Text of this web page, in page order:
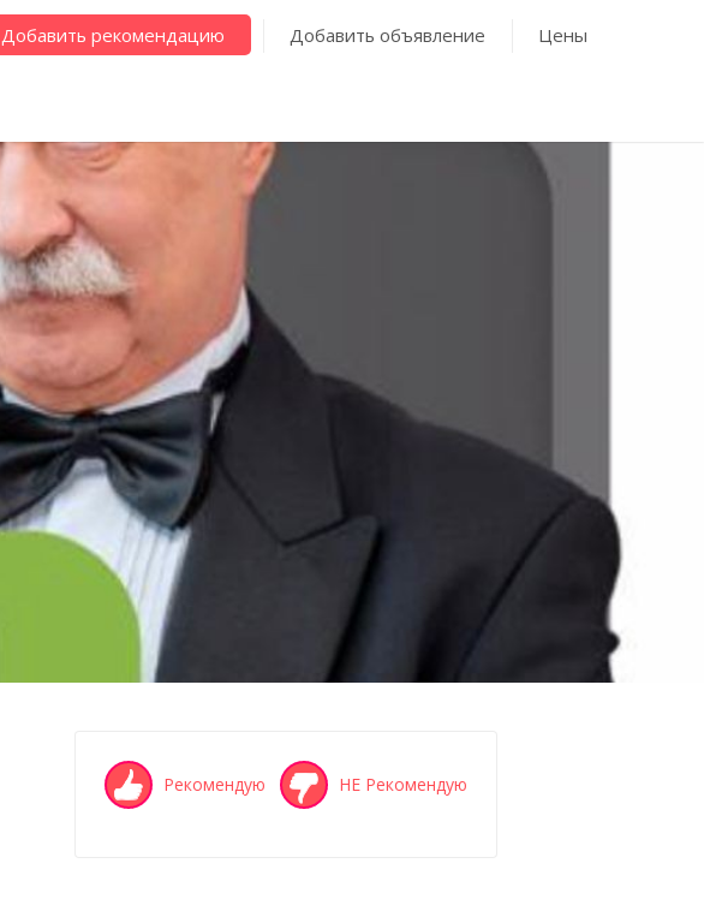
Добавить рекомендацию Добавить объявление Цены
Рекомендую НЕ Рекомендую